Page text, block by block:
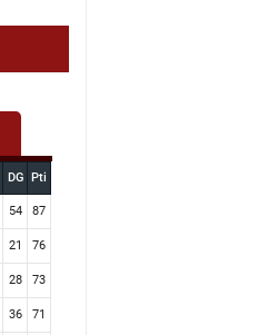
DG Pti
54 87
21 76
28 73
36 71